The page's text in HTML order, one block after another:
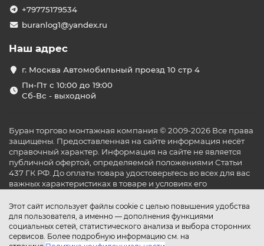
Этот сайт использует файлы cookie с целью повышения удобства
для пользователя, а именно — дополнения функциями
социальных сетей, статистического анализа и выбора сторонних
сервисов. Более подробную информацию см. на
+79775179534
buranlog1@yandex.ru
Наш адрес
г. Москва Автомобильный проезд 10 стр 4
Пн-Пт с 10:00 до 19:00
Сб-Вс - выходной
Буран торгово монтажная компания © 2009-2026 Все права
защищены. Предоставленная на сайте информация несёт
справочный характер. Информация на сайте не является
публичной офертой, определяемой положениями Статьи
437 ГК РФ. До оплаты товара удостоверьтесь во всех для вас
важных характеристиках в товаре и условиях его